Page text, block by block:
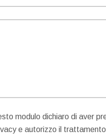
modulo dichiaro di aver
e autorizzo il